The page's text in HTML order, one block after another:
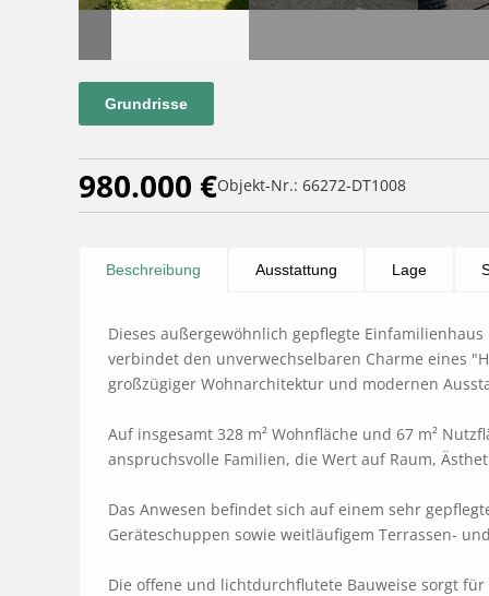
Grundrisse
980.000 €Objekt-Nr.: 66272-DT1008
Beschreibung Ausstattung Lage
Dieses außergewöhnlich gepflegte
verbindet den unverwechselbaren Charme eines
großzügiger Wohnarchitektur und modernen
Auf insgesamt 328 m² Wohnfläche und 67 m²
anspruchsvolle Familien, die Wert auf Raum,
Das Anwesen befindet sich auf einem sehr
Geräteschuppen sowie weitläufigem Terrassen-
Die offene und lichtdurchflutete Bauweise sorgt